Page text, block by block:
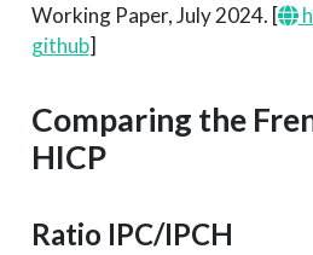
Working Paper, July 2024. [
github]
Comparing the
HICP
Ratio IPC/IPCH